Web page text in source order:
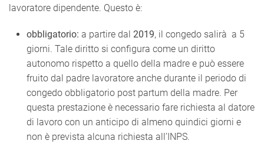
lavoratore dipendente. Questo è:
obbligatorio: a partire dal 2019, il congedo salirà a 5
giorni. Tale diritto si configura come un diritto
autonomo rispetto a quello della madre e può essere
fruito dal padre lavoratore anche durante il periodo di
congedo obbligatorio post partum della madre. Per
questa prestazione è necessario fare richiesta al datore
di lavoro con un anticipo di almeno quindici giorni e
non è prevista alcuna richiesta all’INPS.